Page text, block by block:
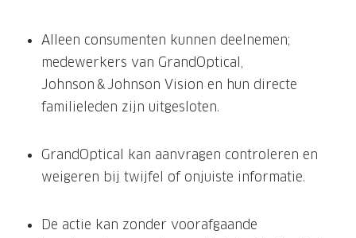
Alleen consumenten kunnen deelnemen;
medewerkers van GrandOptical,
Johnson & Johnson Vision en hun directe
familieleden zijn uitgesloten.
GrandOptical kan aanvragen controleren en
weigeren bij twijfel of onjuiste informatie.
De actie kan zonder voorafgaande